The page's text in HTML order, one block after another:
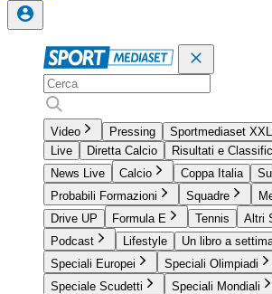
Video Pressing Sportmediaset XXL
Live
Diretta Calcio
Risultati e
News Live
Calcio Coppa Italia
Probabili Formazioni
Squadre
Drive UP
Formula E Tennis Altri
Podcast
Lifestyle
Un libro a
Speciali Europei
Speciali Olimpiadi
Speciale Scudetti
Speciali Mondiali